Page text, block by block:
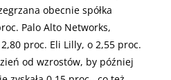
obecnie spółka
Palo Alto Networks,
proc. Eli Lilly, o 2,55 proc.
od wzrostów, by później